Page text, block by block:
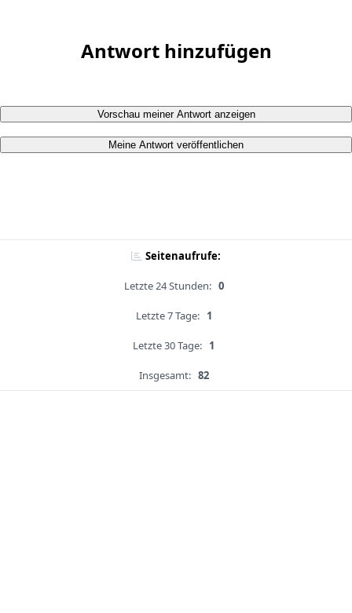
Antwort hinzufügen
Vorschau meiner Antwort anzeigen
Meine Antwort veröffentlichen
Seitenaufrufe:
Letzte 24 Stunden: 0
Letzte 7 Tage: 1
Letzte 30 Tage: 1
Insgesamt: 82